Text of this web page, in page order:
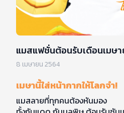
แมสแฟชั่นต้อนรับเดือนเมษ
8 เมษายน 2564
เมษานี้ใส่หน้ากากให้โลกจำ!
แมสลายที่ทุกคนต้องหันมอง